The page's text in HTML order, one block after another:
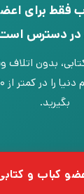
فقط برای
در دسترس
بدون اتلاف
بگیرید.
کباب و